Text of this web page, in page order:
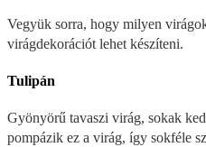
Vegyük sorra, hogy milyen
virágdekorációt lehet készíteni.
Tulipán
Gyönyörű tavaszi virág, sokak
pompázik ez a virág, így sokféle